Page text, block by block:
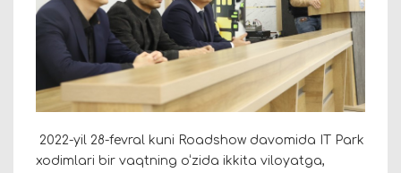
2022-yil 28-fevral kuni Roadshow davomida IT Park
xodimlari bir vaqtning o‘zida ikkita viloyatga,